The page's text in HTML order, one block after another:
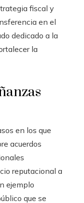
fiscal y
en el
dedicado a la
la
en los que
acuerdos
reputacional a
ejemplo
que se